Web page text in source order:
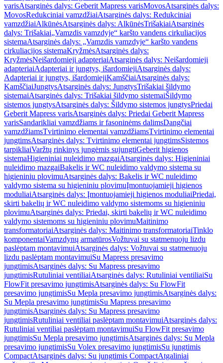
varisAtsarginės dalys: Geberit Mapress varisMovosAtsarginės dalys:
MovosRedukciniai vamzdžiaiAtsarginės dalys: Redukciniai
vamzdžiaiAlkūnėsAtsarginės dalys: AlkūnėsTrišakiaiAtsarginės
dalys: Trišakiai„Vamzdis vamzdyje“ karšto vandens cirkuliacijos
sistemaAtsarginės dalys: „Vamzdis vamzdyje“ karšto vandens
cirkuliacijos sistemaKryžmėsAtsarginės dalys:
KryžmėsNeišardomieji adapteriaiAtsarginės dalys: Neišardomieji
adapteriaiAdapteriai ir jungtys, išardomiejiAtsarginės dalys:
Adapteriai ir jungtys, išardomiejiKamščiaiAtsarginės dalys:
KamščiaiJungtysAtsarginės dalys: JungtysTrišakiai šildymo
sistemaiAtsarginės dalys: Trišakiai šildymo sistemaiŠildymo
sistemos jungtysAtsarginės dalys: Šildymo sistemos jungtysPriedai
Geberit Mapress varisAtsarginės dalys: Priedai Geberit Mapress
varisSandarikliai vamzdžiams ir fasoninėms dalimsDangčiai
vamzdžiamsTvirtinimo elementai vamzdžiamsTvirtinimo elementai
jungtimsAtsarginės dalys: Tvirtinimo elementai jungtimsSistemos
tarpikliaiVaržtų rinkinys jungėmis sujungtiGeberit higienos
sistemaHigieniniai nuleidimo mazgaiAtsarginės dalys: Higieniniai
nuleidimo mazgaiBakelis ir WC nuleidimo valdymo sistema su
higieniniu plovimuAtsarginės dalys: Bakelis ir WC nuleidimo
valdymo sistema su higieniniu plovimuĮmontuojamieji higienos
moduliaiAtsarginės dalys: Įmontuojamieji higienos moduliaiPriedai,
skirti bakelių ir WC nuleidimo valdymo sistemoms su higieniniu
plovimuAtsarginės dalys: Priedai, skirti bakelių ir WC nuleidimo
valdymo sistemoms su higieniniu plovimuMaitinimo
transformatoriaiAtsarginės dalys: Maitinimo transformatoriaiTinklo
komponentaiVamzdynų armatūrosVožtuvai su statmenuoju lizdu
paslėptam montavimuiAtsarginės dalys: Vožtuvai su statmenuoju
lizdu paslėptam montavimuiSu Mapress presavimo
jungtimisAtsarginės dalys: Su Mapress presavimo
jungtimisRutuliniai ventiliaiAtsarginės dalys: Rutuliniai ventiliaiSu
FlowFit presavimo jungtimisAtsarginės dalys: Su FlowFit
presavimo jungtimisSu Mepla presavimo jungtimisAtsarginės dalys:
Su Mepla presavimo jungtimisSu Mapress presavimo
jungtimisAtsarginės dalys: Su Mapress presavimo
jungtimisRutuliniai ventiliai paslėptam montavimuiAtsarginės dalys:
Rutuliniai ventiliai paslėptam montavimuiSu FlowFit presavimo
jungtimisSu Mepla presavimo jungtimisAtsarginės dalys: Su Mepla
presavimo jungtimisSu Volex presavimo jungtimisSu jungtimis
CompactAtsarginės dalys: Su jungtimis CompactAtgaliniai